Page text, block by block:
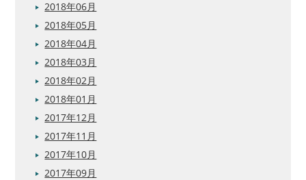
2018年06月
2018年05月
2018年04月
2018年03月
2018年02月
2018年01月
2017年12月
2017年11月
2017年10月
2017年09月